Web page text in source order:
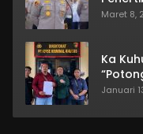
Maret 8,
Ka
Januari